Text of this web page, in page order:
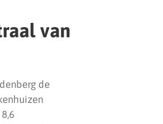
van
de